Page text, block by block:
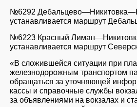
№6292
устанавливается маршрут
№6223 Красный
устанавливается маршрут
«В сложившейся ситуации при
железнодорожным транспортом
обращаться за уточняющей
кассы и справочные службы
за объявлениями на вокзалах и